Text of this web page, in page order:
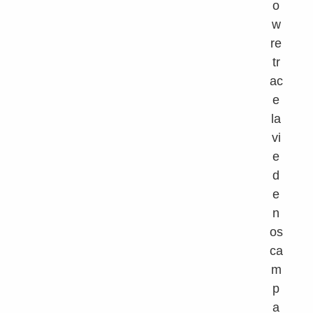
o
w
re
tr
ac
e
la
vi
e
d
e
n
os
ca
m
p
a